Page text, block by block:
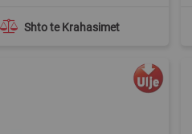
Shto te Krahasimet